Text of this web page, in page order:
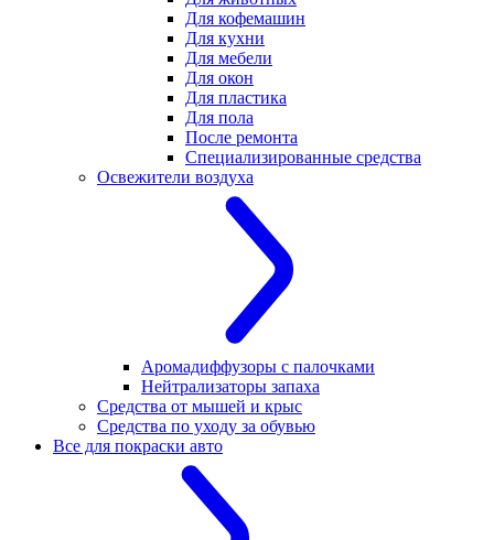
Для кофемашин
Для кухни
Для мебели
Для окон
Для пластика
Для пола
После ремонта
Специализированные средства
Освежители воздуха
Аромадиффузоры с палочками
Нейтрализаторы запаха
Средства от мышей и крыс
Средства по уходу за обувью
Все для покраски авто